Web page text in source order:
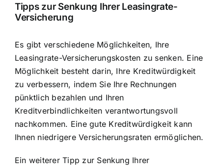
Tipps zur Senkung Ihrer Leasingrate-
Versicherung
Es gibt verschiedene Möglichkeiten, Ihre
Leasingrate-Versicherungskosten zu senken. Eine
Möglichkeit besteht darin, Ihre Kreditwürdigkeit
zu verbessern, indem Sie Ihre Rechnungen
pünktlich bezahlen und Ihren
Kreditverbindlichkeiten verantwortungsvoll
nachkommen. Eine gute Kreditwürdigkeit kann
Ihnen niedrigere Versicherungsraten ermöglichen.
Ein weiterer Tipp zur Senkung Ihrer